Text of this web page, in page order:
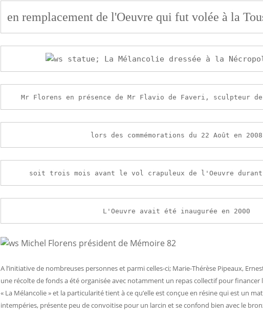
en remplacement de l'Oeuvre qui fut volée à la
Mr Florens en présence de Mr Flavio de Faveri, sculpteur
lors des commémorations du 22 Août en 2008
soit trois mois avant le vol crapuleux de l'Oeuvre
L'Oeuvre avait été inaugurée en 2000
A l’initiative de nombreuses personnes et parmi celles-ci; Marie-Thérèse Pipeaux,
une récolte de fonds a été organisée avec notamment un repas collectif pour financer
« La Mélancolie » et la particularité tient à ce qu’elle est conçue en résine qui est un
intempéries, présente peu de convoitise pour un larcin et se confond bien avec le